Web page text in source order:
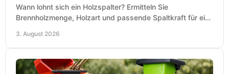
Wann lohnt sich ein Holzspalter? Ermitteln Sie
Brennholzmenge, Holzart und passende Spaltkraft für eine
3. August 2026